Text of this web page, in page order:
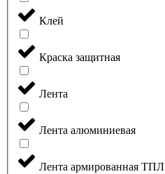
Клей
Краска защитная
Лента
Лента алюминиевая
Лента армированная ТПЛ